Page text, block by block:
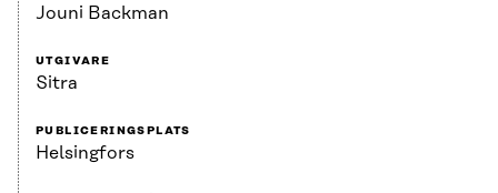
Jouni Backman
UTGIVARE
Sitra
PUBLICERINGSPLATS
Helsingfors